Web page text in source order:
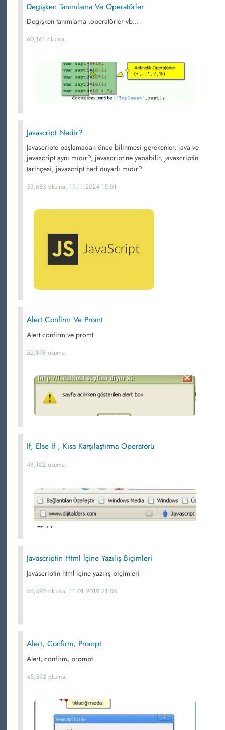
Degişken Tanımlama Ve Operatörler
Degişken tanımlama ,operatörler vb...
60,161 okuma,
Javascript Nedir?
Javascripte başlamadan önce bilinmesi gerekenler, java ve
javascript aynı mıdır?, javascript ne yapabilir, javascriptin
tarihçesi, javascript harf duyarlı mıdır?
53,683 okuma, 19.11.2024 15:01
Alert Confirm Ve Promt
Alert confirm ve promt
52,878 okuma,
If, Else If , Kısa Karşılaştırma Operatörü
48,102 okuma,
Javascriptin Html İçine Yazılış Biçimleri
Javascriptin html içine yazılış biçimleri
46,492 okuma, 11.01.2019 21:04
Alert, Confirm, Prompt
Alert, confirm, prompt
45,592 okuma,